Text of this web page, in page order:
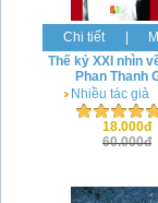
Chi tiết
Thế kỷ XXI nhìn
Phan Thanh
Nhiều tác giả
18.000đ
60.000đ